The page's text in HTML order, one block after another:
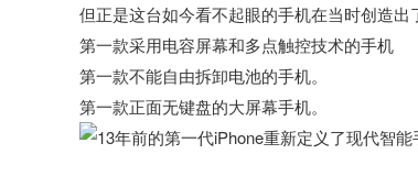
但正是这台如今看不起眼的手机在当时创造出
第一款采用电容屏幕和多点触控技术的手机
第一款不能自由拆卸电池的手机。
第一款正面无键盘的大屏幕手机。